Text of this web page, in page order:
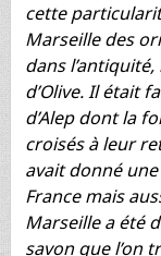
cette
Marseille des
dans l’antiquité,
d’Olive. Il était
d’Alep dont la
croisés à leur
avait donné
France mais
Marseille a été
savon que l’on